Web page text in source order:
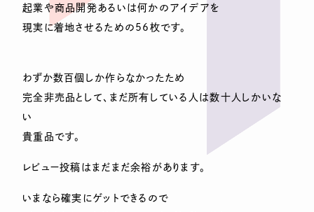
起業や商品開発あるいは何かのアイデアを
現実に着地させるための56枚です。
わずか数百個しか作らなかったため
完全非売品として、まだ所有している人は数十人しかいな
い
貴重品です。
レビュー投稿はまだまだ余裕があります。
いまなら確実にゲットできるので